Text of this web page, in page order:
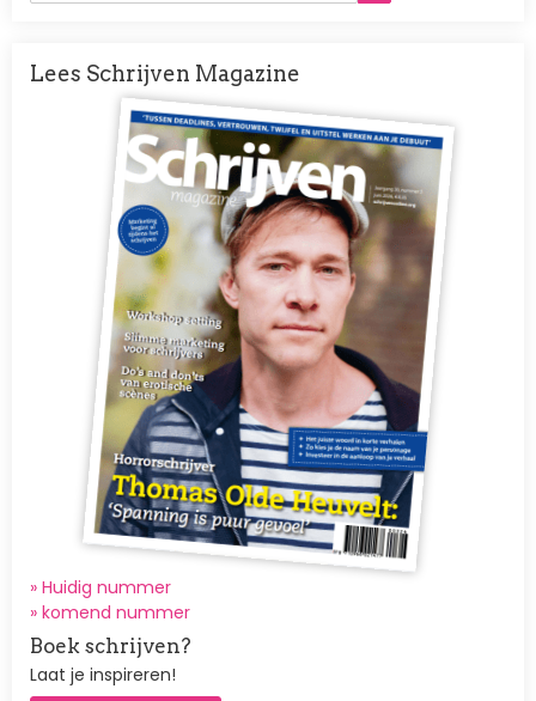
Lees Schrijven Magazine
Afbeelding
» Huidig nummer
» komend nummer
Boek schrijven?
Laat je inspireren!